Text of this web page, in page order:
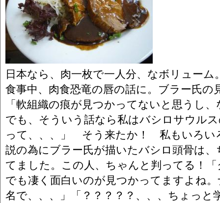
日本なら、肉一枚で一人分、なボリューム
食事中、肉食恐竜の唇の話に。ブラー氏の
「軟組織の痕が見つかってないと思うし
でも、そういう話なら私はバシロサウル
って、、、」 そう来たか！ 私もいろい
説の為にブラー氏が描いたバシロ頭骨は
てました。この人、ちゃんと判ってる！
でも凄く面白いのが見つかってますよね
名で、、、」「？？？？？、、、ちょっと